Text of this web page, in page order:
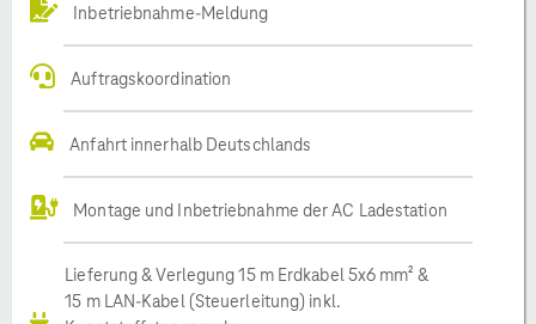
Inbetriebnahme-Meldung
Auftragskoordination
Anfahrt innerhalb Deutschlands
Montage und Inbetriebnahme der AC Ladestation
Lieferung & Verlegung 15 m Erdkabel 5x6 mm² &
15 m LAN-Kabel (Steuerleitung) inkl.